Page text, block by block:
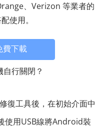
、Verizon 等業者的
使用。
費下載
行關閉？
復工具後，在初始介面中
使用USB線將Android裝